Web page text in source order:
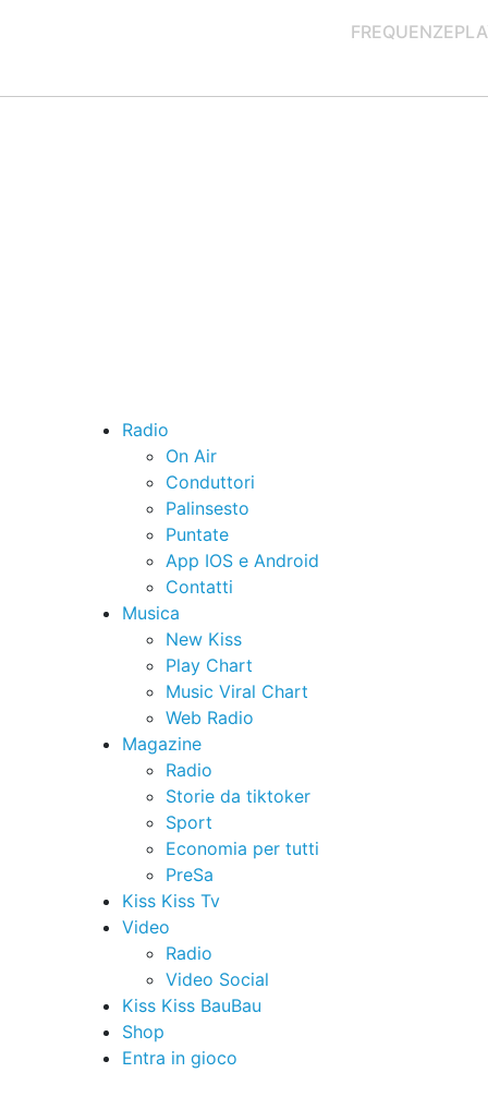
FREQUENZE
Radio
On Air
Conduttori
Palinsesto
Puntate
App IOS e Android
Contatti
Musica
New Kiss
Play Chart
Music Viral Chart
Web Radio
Magazine
Radio
Storie da tiktoker
Sport
Economia per tutti
PreSa
Kiss Kiss Tv
Video
Radio
Video Social
Kiss Kiss BauBau
Shop
Entra in gioco